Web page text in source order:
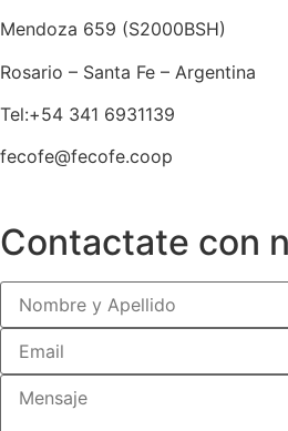
Mendoza 659 (S2000BSH)
Rosario – Santa Fe – Argentina
Tel:+54 341 6931139
fecofe@fecofe.coop
Contactate con